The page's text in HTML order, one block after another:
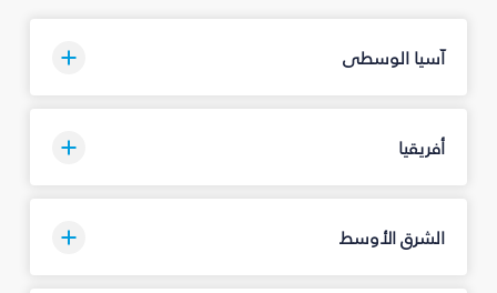
آسيا الوسطى
أفريقيا
الشرق الأوسط